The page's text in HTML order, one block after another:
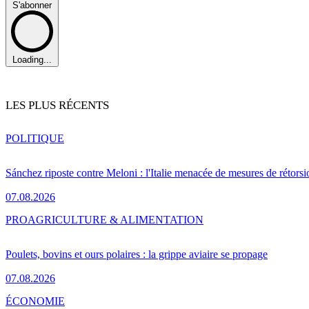
S'abonner
Loading...
LES PLUS RÉCENTS
Sánchez riposte contre Meloni : l'Italie menacée de mesures de
07.08.2026
POLITIQUE
Poulets, bovins et ours polaires : la grippe aviaire se propage
07.08.2026
PROAGRICULTURE & ALIMENTATION
ÉCONOMIE